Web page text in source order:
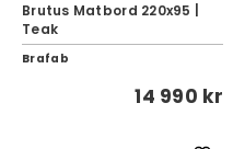
Brutus Matbord 220x95 |
Teak
Brafab
14 990 kr